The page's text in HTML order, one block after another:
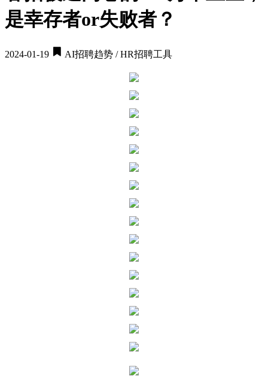
是幸存者or失败者？
2024-01-19 AI招聘趋势 / HR招聘工具